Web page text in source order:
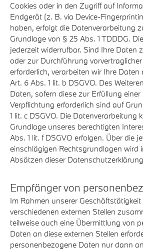
Cookies oder in den Zugriff auf
Endgerät (z. B. via Device-
haben, erfolgt die Datenverarbeitung
Grundlage von § 25 Abs. 1 TDDDG.
jederzeit widerrufbar. Sind Ihre Daten
oder zur Durchführung
erforderlich, verarbeiten wir Ihre
Art. 6 Abs. 1 lit. b DSGVO. Des
Daten, sofern diese zur Erfüllung einer
Verpflichtung erforderlich sind auf
1 lit. c DSGVO. Die Datenverarbeitung
Grundlage unseres berechtigten
Abs. 1 lit. f DSGVO erfolgen. Über die
einschlägigen Rechtsgrundlagen wird
Absätzen dieser
Empfänger von
Im Rahmen unserer
verschiedenen externen Stellen
teilweise auch eine Übermittlung von
Daten an diese externen Stellen
personenbezogene Daten nur dann